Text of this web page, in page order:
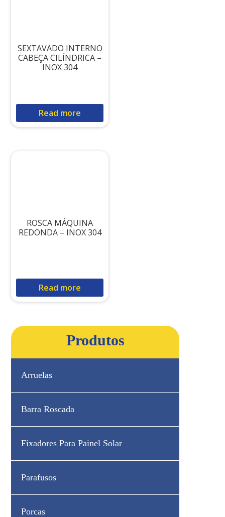
SEXTAVADO INTERNO
CABEÇA CILÍNDRICA –
INOX 304
Read more
ROSCA MÁQUINA
REDONDA – INOX 304
Read more
Produtos
Arruelas
Barra Roscada
Fixadores Para Painel Solar
Parafusos
Porcas